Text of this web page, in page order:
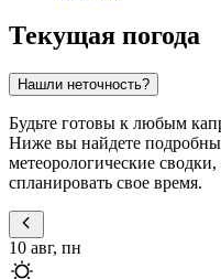
Текущая погода
Нашли неточность?
Будьте готовы к любым
Ниже вы найдете
метеорологические
спланировать свое время.
10 авг, пн